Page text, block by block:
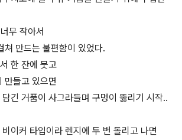
무 작아서
쳐 만드는 불편함이 있었다.
한 잔에 붓고
만들고 있으면
긴 거품이 사그라들며 구멍이 뚫리기 시작..
이커 타입이라 렌지에 두 번 돌리고 나면